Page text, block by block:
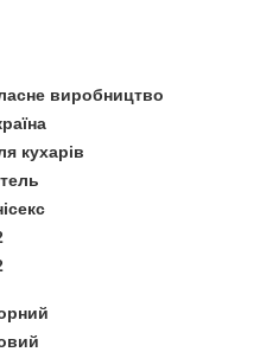
виробництво
кухарів